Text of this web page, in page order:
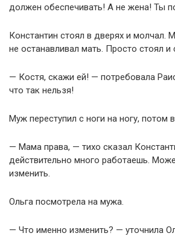
должен обеспечивать! А не жена! Ты
Константин стоял в дверях и
не останавливал мать. Просто стоял и
— Костя, скажи ей! — потребовала
что так нельзя!
Муж переступил с ноги на ногу, потом
— Мама права, — тихо сказал
действительно много работаешь.
изменить.
Ольга посмотрела на мужа.
— Что именно изменить? — уточнила